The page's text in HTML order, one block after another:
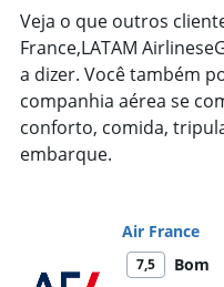
chart
has
1
Y
axis
displaying
values.
Range:
Veja o que outros
France,LATAM
a dizer. Você também
companhia aérea se
conforto, comida,
embarque.
Air France
7,5
Bom